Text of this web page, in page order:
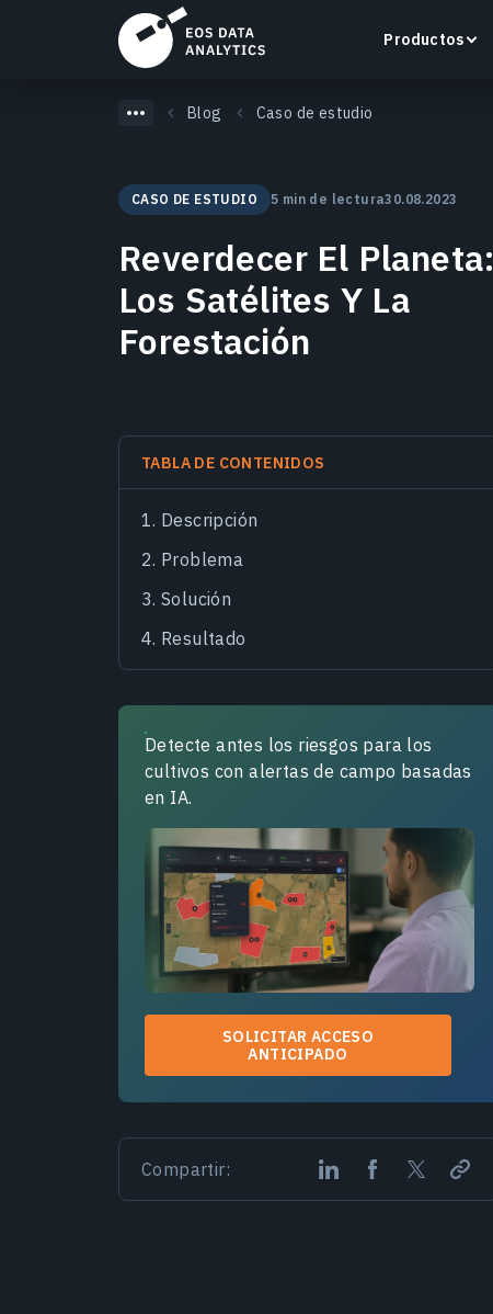
Productos
Busca, visualiza y analiza imágenes satelitales
directamente en tu navegador.
Más información
Blog Caso de estudio
CASO DE ESTUDIO 5 min de lectura30.08.2023
Reverdecer El Planeta:
Los Satélites Y La
Forestación
TABLA DE CONTENIDOS
Descripción
Problema
Solución
Resultado
Detecte antes los riesgos para los
cultivos con alertas de campo basadas
en IA.
SOLICITAR ACCESO
ANTICIPADO
Compartir: